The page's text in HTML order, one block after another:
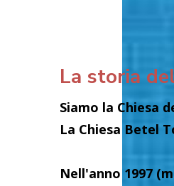
La storia
Siamo la Chiesa
La Chiesa Betel
Nell'anno 1997